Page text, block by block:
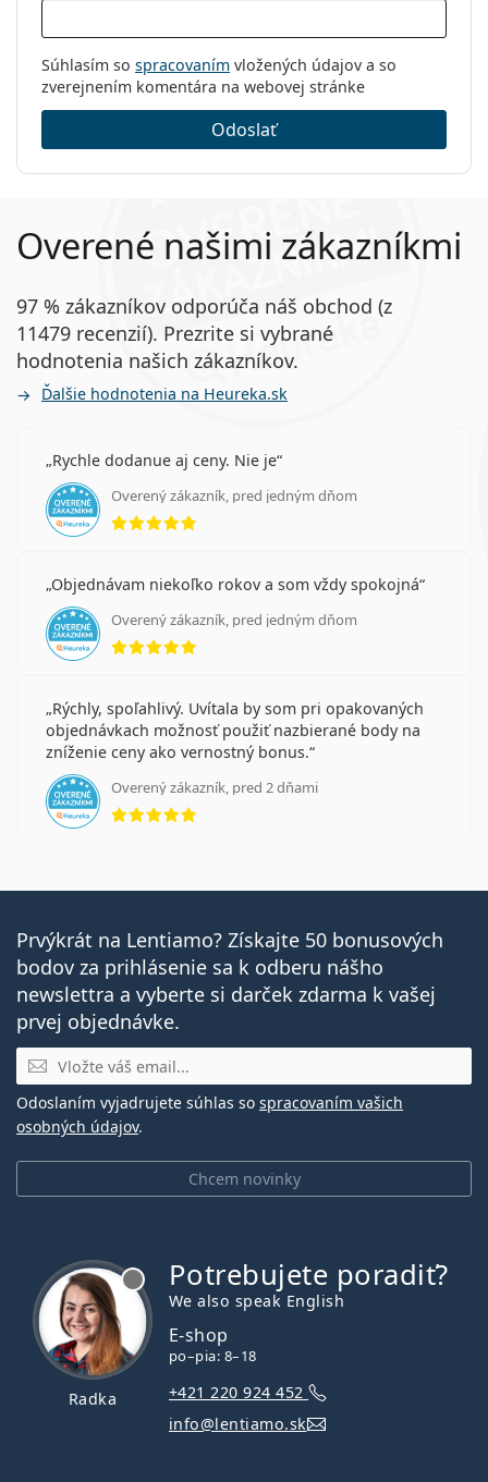
Súhlasím so spracovaním vložených údajov a so
zverejnením komentára na webovej stránke
Odoslať
Overené našimi zákazníkmi
97 % zákazníkov odporúča náš obchod (z
11479 recenzií). Prezrite si vybrané
hodnotenia našich zákazníkov.
Ďalšie hodnotenia na Heureka.sk
Rychle dodanue aj ceny. Nie je
Overený zákazník, pred jedným dňom
hodnotenie 5 z 5
Objednávam niekoľko rokov a som vždy spokojná
Overený zákazník, pred jedným dňom
hodnotenie 5 z 5
Rýchly, spoľahlivý. Uvítala by som pri opakovaných
objednávkach možnosť použiť nazbierané body na
zníženie ceny ako vernostný bonus.
Overený zákazník, pred 2 dňami
hodnotenie 5 z 5
Prvýkrát na Lentiamo? Získajte 50 bonusových
bodov za prihlásenie sa k odberu nášho
newslettra a vyberte si darček zdarma k vašej
prvej objednávke.
E-mail
Chcem novinky
Odoslaním vyjadrujete súhlas so spracovaním vašich
osobných údajov.
Radka
Potrebujete poradiť?
We also speak English
E-shop
po–pia: 8–18
+421 220 924 452
info@lentiamo.sk